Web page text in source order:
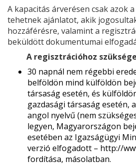
A kapacitás árverésen csak azok
tehetnek ajánlatot, akik
hozzáférésre, valamint a
beküldött dokumentumai
A regisztrációhoz
30 napnál nem régebbi
belföldön mind külföldön
társaság esetén, és
gazdasági társaság esetén,
angol nyelvű (nem
legyen, Magyarországon
esetében az Igazságügyi
verzió elfogadott – http://
fordítása, másolatban.